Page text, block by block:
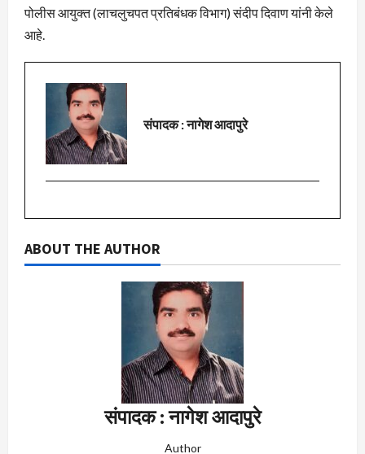
पोलीस आयुक्त (लाचलुचपत प्रतिबंधक विभाग) संदीप दिवाण यांनी केले
आहे.
संपादक : नागेश आदापुरे
ABOUT THE AUTHOR
संपादक : नागेश आदापुरे
Author